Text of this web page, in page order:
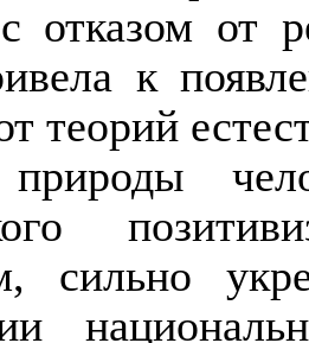
отказом от
к
теорий
природы
сильно